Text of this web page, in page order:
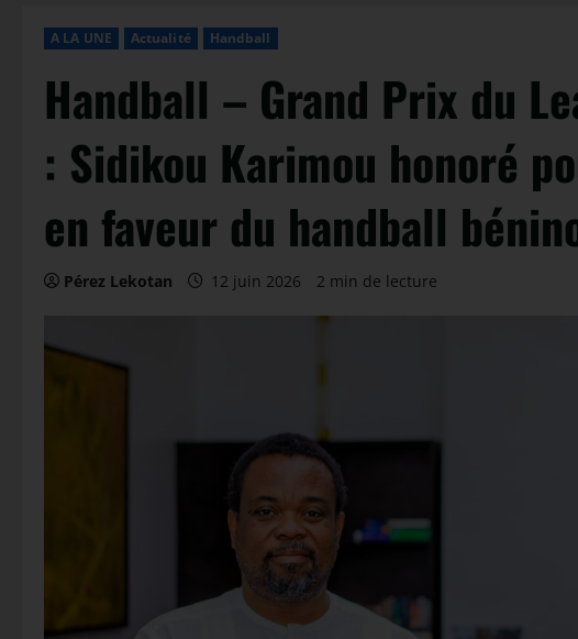
A LA UNE Actualité Handball
Handball – Grand Prix du
: Sidikou Karimou honoré
en faveur du handball
Pérez Lekotan 12 juin 2026 2 min de lecture
Le GOAT est parmi nous !